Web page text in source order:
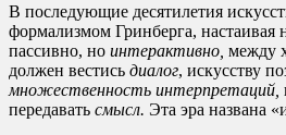
В последующие десятилетия
формализмом Гринберга, настаивая
пассивно, но интерактивно, между
должен вестись диалог, искусству
множественность интерпретаций,
передавать смысл. Эта эра названа